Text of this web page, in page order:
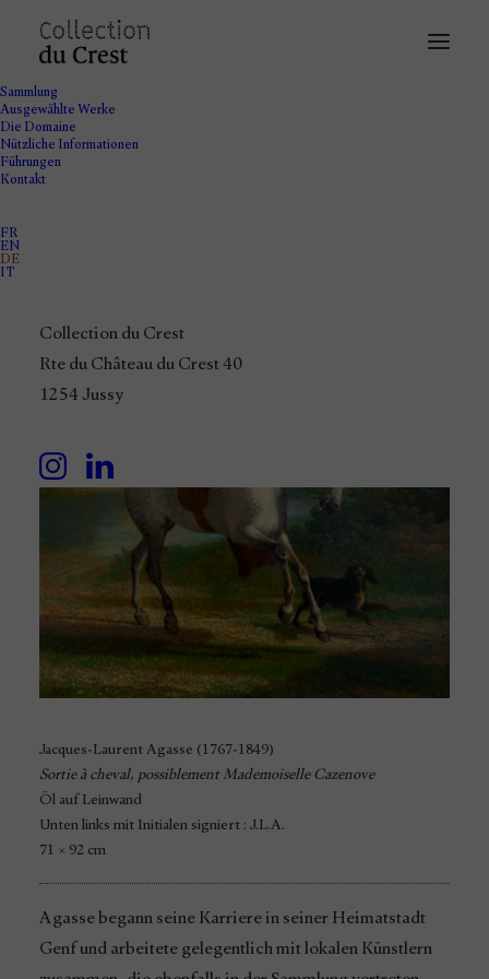
Sammlung
Ausgewählte Werke
Die Domaine
Nützliche Informationen
Führungen
Kontakt
FR
EN
DE
IT
Collection du Crest
Rte du Château du Crest 40
1254 Jussy
Jacques-Laurent Agasse (1767-1849)
Sortie à cheval, possiblement Mademoiselle Cazenove
Öl auf Leinwand
Unten links mit Initialen signiert : J.L.A.
71 × 92 cm
Agasse begann seine Karriere in seiner Heimatstadt
Genf und arbeitete gelegentlich mit lokalen Künstlern